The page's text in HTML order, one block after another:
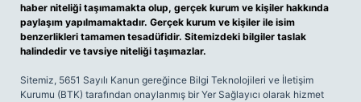
haber niteliği taşımamakta olup, gerçek kurum ve kişiler hakkında
paylaşım yapılmamaktadır. Gerçek kurum ve kişiler ile isim
benzerlikleri tamamen tesadüfidir. Sitemizdeki bilgiler taslak
halindedir ve tavsiye niteliği taşımazlar.
Sitemiz, 5651 Sayılı Kanun gereğince Bilgi Teknolojileri ve İletişim
Kurumu (BTK) tarafından onaylanmış bir Yer Sağlayıcı olarak hizmet